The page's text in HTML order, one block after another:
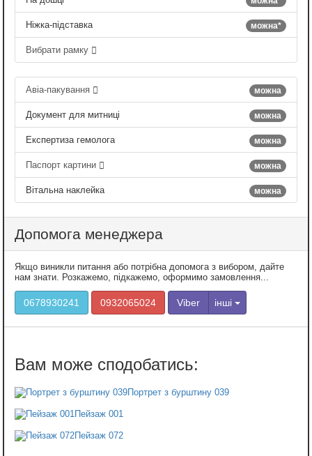
можна*
Ніжка-підставка
Вибрати рамку
можна
Авіа-пакування
можна
Документ для митниці
можна
Експертиза гемолога
можна
Паспорт картини
можна
Вітальна наклейка
Допомога менеджера
Якщо виникли питання або потрібна допомога з вибором, дайте
нам знати. Розкажемо, підкажемо, оформимо замовлення...
0678930241 0932065024 Viber інші
Портрет з бурштину 039
Пейзаж 001
Пейзаж 072